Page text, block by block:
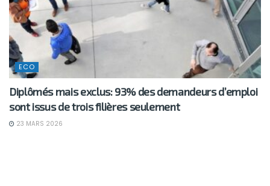
ECO
Diplômés mais exclus: 93% des demandeurs d’emploi
sont issus de trois filières seulement
23 MARS 2026